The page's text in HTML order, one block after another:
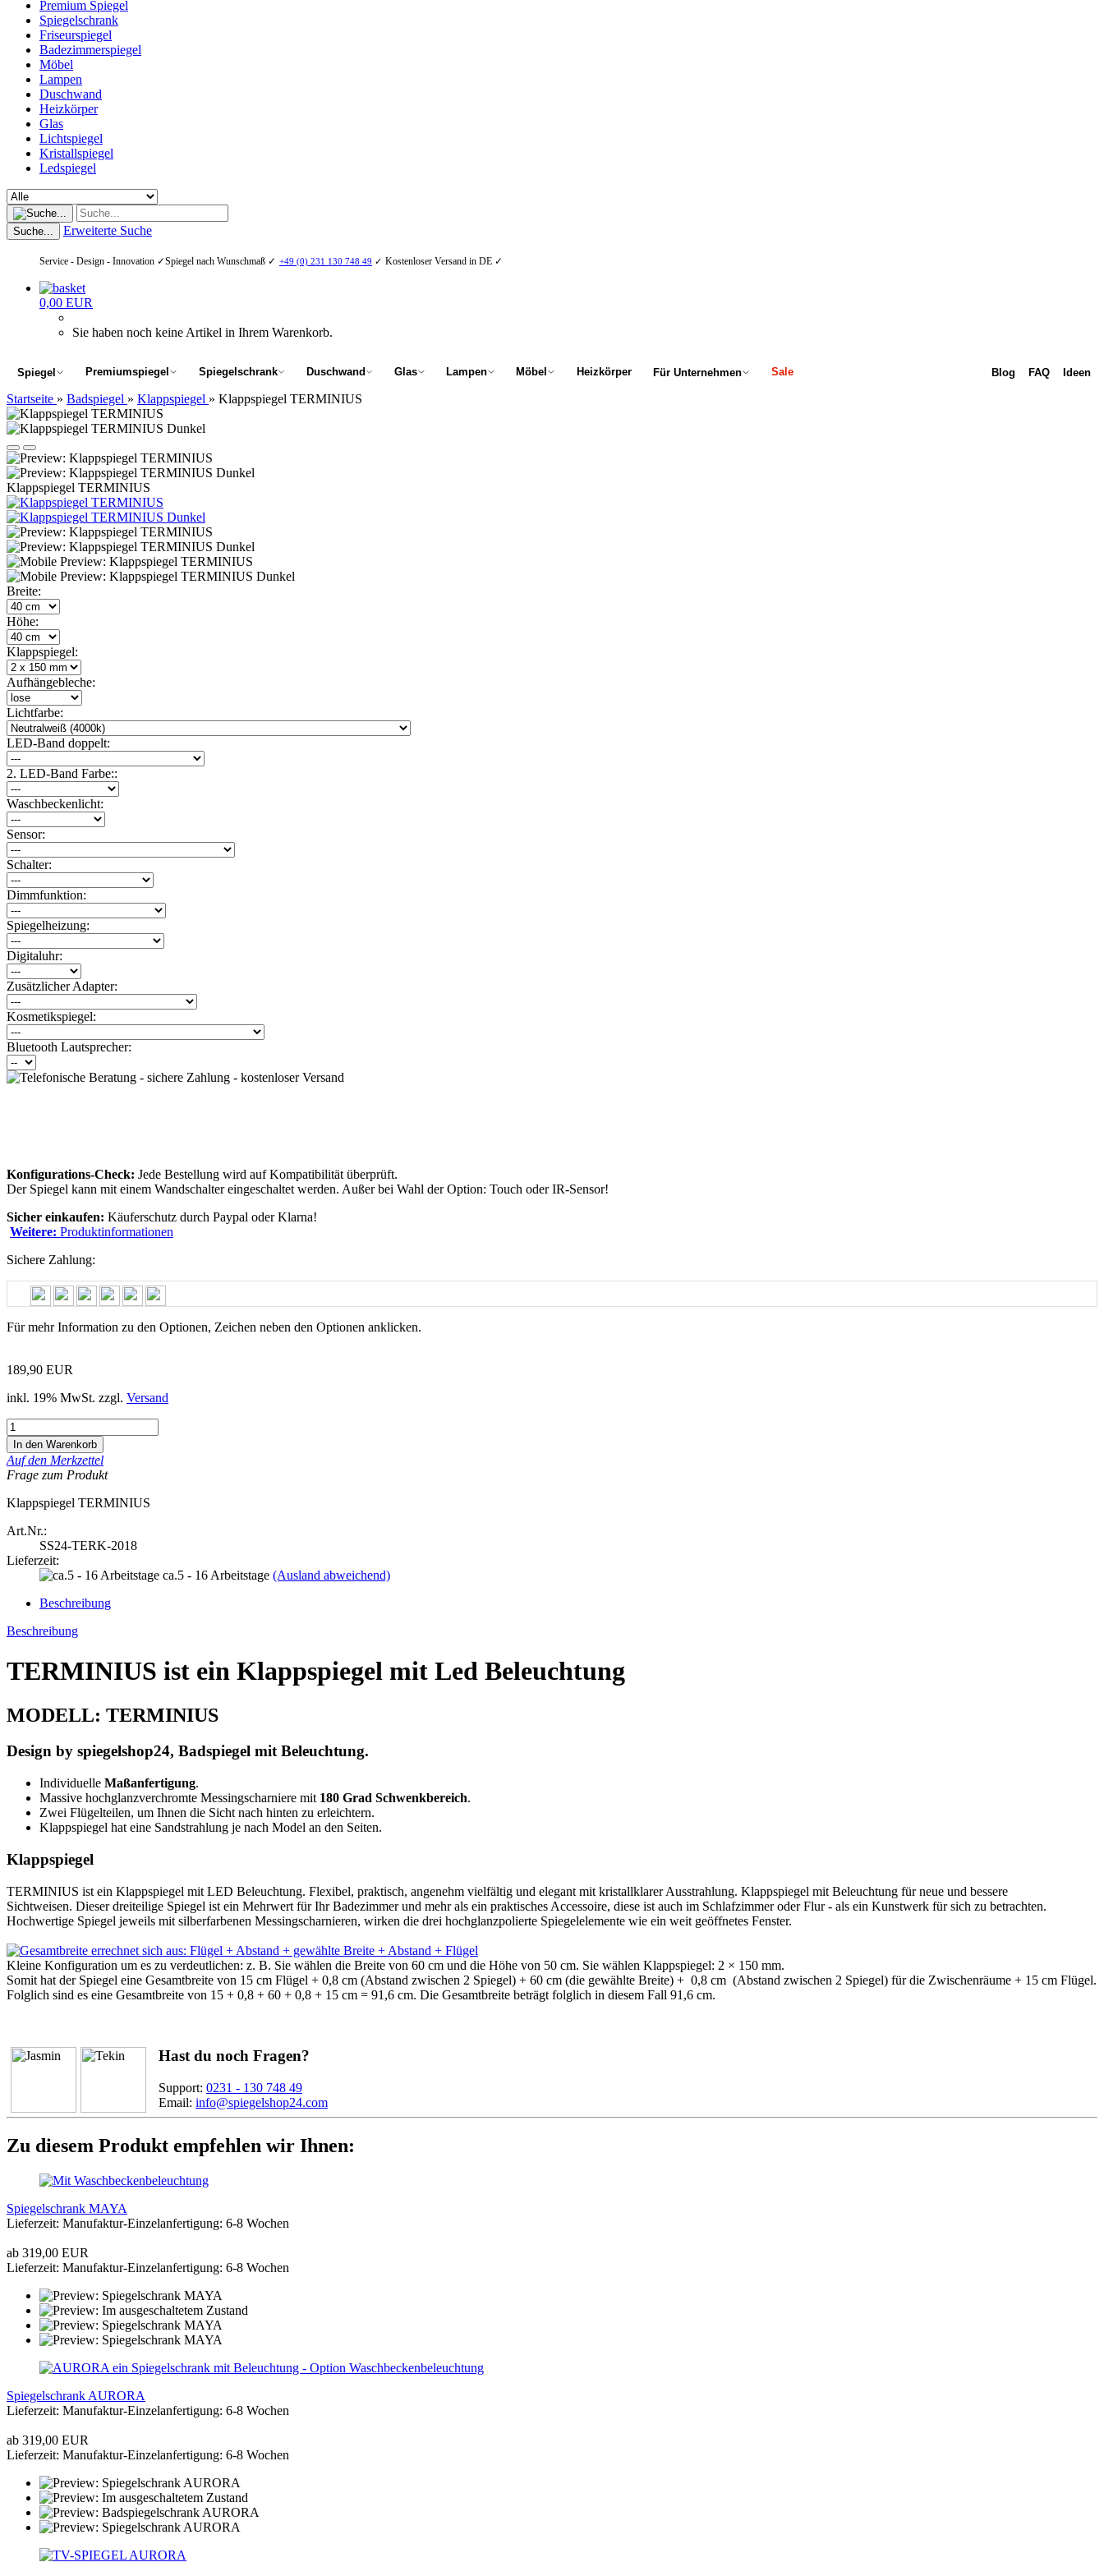
Premium Spiegel
Spiegelschrank
Friseurspiegel
Badezimmerspiegel
Möbel
Lampen
Duschwand
Heizkörper
Glas
Lichtspiegel
Kristallspiegel
Ledspiegel
Suche... Erweiterte Suche
Service - Design - Innovation ✓Spiegel nach Wunschmaß ✓ +49 (0) 231 130 748 49 ✓ Kostenloser Versand in DE ✓
0,00 EUR
Sie haben noch keine Artikel in Ihrem Warenkorb.
Spiegel Premiumspiegel Spiegelschrank Duschwand Glas Lampen Möbel Heizkörper Für Unternehmen Sale Blog FAQ Ideen
Startseite » Badspiegel » Klappspiegel » Klappspiegel TERMINIUS
Klappspiegel TERMINIUS
Breite:
Höhe:
Klappspiegel:
Aufhängebleche:
Lichtfarbe:
LED-Band doppelt:
2. LED-Band Farbe::
Waschbeckenlicht:
Sensor:
Schalter:
Dimmfunktion:
Spiegelheizung:
Digitaluhr:
Zusätzlicher Adapter:
Kosmetikspiegel:
Bluetooth Lautsprecher:
Konfigurations-Check: Jede Bestellung wird auf Kompatibilität überprüft.
Der Spiegel kann mit einem Wandschalter eingeschaltet werden. Außer bei Wahl der Option: Touch oder IR-Sensor!
Sicher einkaufen: Käuferschutz durch Paypal oder Klarna!
Weitere: Produktinformationen
Sichere Zahlung:
Für mehr Information zu den Optionen, Zeichen neben den Optionen anklicken.
189,90 EUR
inkl. 19% MwSt. zzgl. Versand
Auf den Merkzettel
Frage zum Produkt
Klappspiegel TERMINIUS
Art.Nr.:
SS24-TERK-2018
Lieferzeit:
ca.5 - 16 Arbeitstage (Ausland abweichend)
Beschreibung
Beschreibung
TERMINIUS ist ein Klappspiegel mit Led Beleuchtung
MODELL: TERMINIUS
Design by spiegelshop24, Badspiegel mit Beleuchtung.
Individuelle Maßanfertigung.
Massive hochglanzverchromte Messingscharniere mit 180 Grad Schwenkbereich.
Zwei Flügelteilen, um Ihnen die Sicht nach hinten zu erleichtern.
Klappspiegel hat eine Sandstrahlung je nach Model an den Seiten.
Klappspiegel
TERMINIUS ist ein Klappspiegel mit LED Beleuchtung. Flexibel, praktisch, angenehm vielfältig und elegant mit kristallklarer Ausstrahlung. Klappspiegel mit Beleuchtung für neue und bessere
Sichtweisen. Dieser dreiteilige Spiegel ist ein Mehrwert für Ihr Badezimmer und mehr als ein praktisches Accessoire, diese ist auch im Schlafzimmer oder Flur - als ein Kunstwerk für sich zu betrachten.
Hochwertige Spiegel jeweils mit silberfarbenen Messingscharnieren, wirken die drei hochglanzpolierte Spiegelelemente wie ein weit geöffnetes Fenster.
Kleine Konfiguration um es zu verdeutlichen: z. B. Sie wählen die Breite von 60 cm und die Höhe von 50 cm. Sie wählen Klappspiegel: 2 × 150 mm.
Somit hat der Spiegel eine Gesamtbreite von 15 cm Flügel + 0,8 cm (Abstand zwischen 2 Spiegel) + 60 cm (die gewählte Breite) + 0,8 cm (Abstand zwischen 2 Spiegel) für die Zwischenräume + 15 cm Flügel.
Folglich sind es eine Gesamtbreite von 15 + 0,8 + 60 + 0,8 + 15 cm = 91,6 cm. Die Gesamtbreite beträgt folglich in diesem Fall 91,6 cm.
Hast du noch Fragen?
Support: 0231 - 130 748 49
Email: info@spiegelshop24.com
Zu diesem Produkt empfehlen wir Ihnen:
Spiegelschrank MAYA
Lieferzeit: Manufaktur-Einzelanfertigung: 6-8 Wochen
ab 319,00 EUR
Lieferzeit: Manufaktur-Einzelanfertigung: 6-8 Wochen
Spiegelschrank AURORA
Lieferzeit: Manufaktur-Einzelanfertigung: 6-8 Wochen
ab 319,00 EUR
Lieferzeit: Manufaktur-Einzelanfertigung: 6-8 Wochen